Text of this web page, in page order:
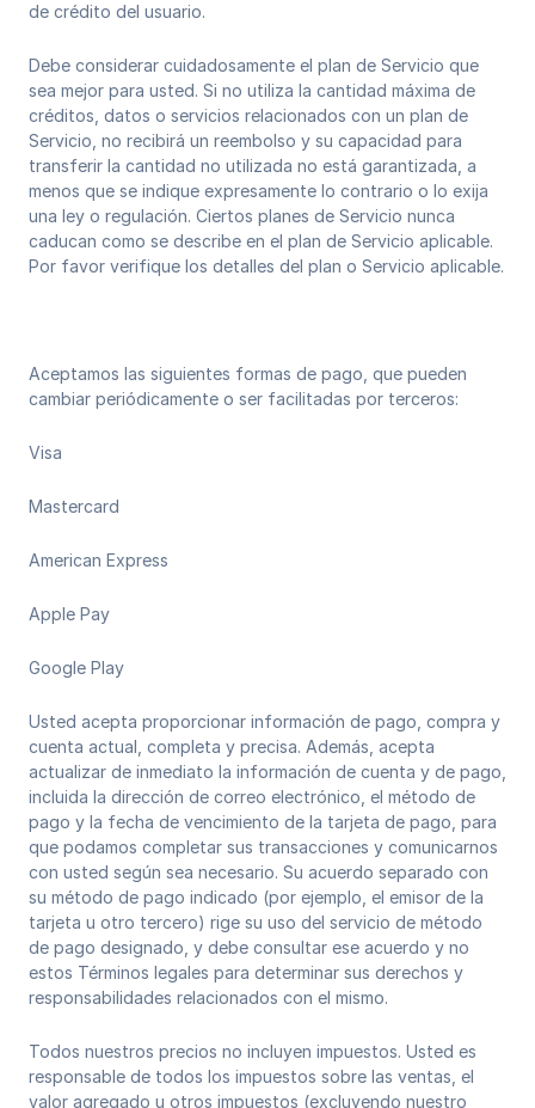
de crédito del usuario.
Debe considerar cuidadosamente el plan de Servicio que
sea mejor para usted. Si no utiliza la cantidad máxima de
créditos, datos o servicios relacionados con un plan de
Servicio, no recibirá un reembolso y su capacidad para
transferir la cantidad no utilizada no está garantizada, a
menos que se indique expresamente lo contrario o lo exija
una ley o regulación. Ciertos planes de Servicio nunca
caducan como se describe en el plan de Servicio aplicable.
Por favor verifique los detalles del plan o Servicio aplicable.
Aceptamos las siguientes formas de pago, que pueden
cambiar periódicamente o ser facilitadas por terceros:
Visa
Mastercard
American Express
Apple Pay
Google Play
Usted acepta proporcionar información de pago, compra y
cuenta actual, completa y precisa. Además, acepta
actualizar de inmediato la información de cuenta y de pago,
incluida la dirección de correo electrónico, el método de
pago y la fecha de vencimiento de la tarjeta de pago, para
que podamos completar sus transacciones y comunicarnos
con usted según sea necesario. Su acuerdo separado con
su método de pago indicado (por ejemplo, el emisor de la
tarjeta u otro tercero) rige su uso del servicio de método
de pago designado, y debe consultar ese acuerdo y no
estos Términos legales para determinar sus derechos y
responsabilidades relacionados con el mismo.
Todos nuestros precios no incluyen impuestos. Usted es
responsable de todos los impuestos sobre las ventas, el
valor agregado u otros impuestos (excluyendo nuestro